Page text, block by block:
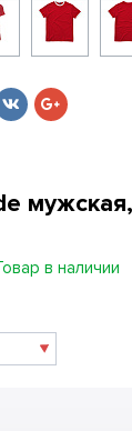
в наличии